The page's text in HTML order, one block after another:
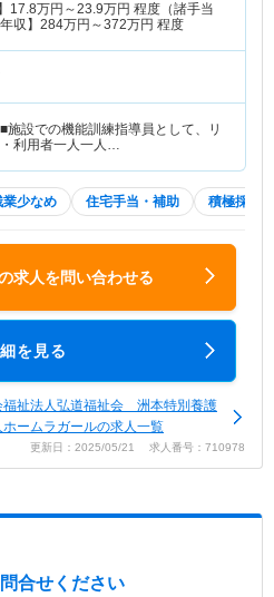
17.8万円～23.9万円 程度（諸手当
収】 284万円～372万円 程度
■施設での機能訓練指導員として、リ
利用者一人一人…
業少なめ 住宅手当・補助 積極採用中
求人を問い合わせる
を見る
福祉法人弘道福祉会 洲本特別養護
ホームラガールの求人一覧
更新日：2025/05/21 求人番号：710978
合せください